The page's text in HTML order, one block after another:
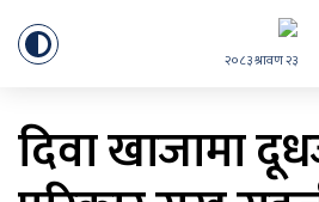
२०८३ श्रावण २३
दिवा खाजामा